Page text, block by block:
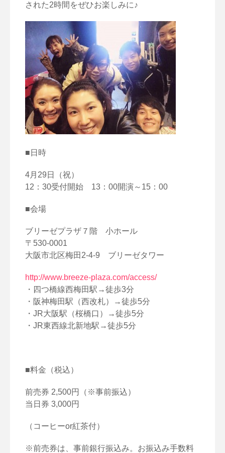
された2時間をぜひお楽しみに♪
■日時
4月29日（祝）
12：30受付開始 13：00開演～15：00
■会場
ブリーゼプラザ７階 小ホール
〒530-0001
大阪市北区梅田2-4-9 ブリーゼタワー
http://www.breeze-plaza.com/access/
・四つ橋線西梅田駅→徒歩3分
・阪神梅田駅（西改札）→徒歩5分
・JR大阪駅（桜橋口）→徒歩5分
・JR東西線北新地駅→徒歩5分
■料金（税込）
前売券 2,500円（※事前振込）
当日券 3,000円
（コーヒーor紅茶付）
※前売券は、事前銀行振込み。お振込み手数料